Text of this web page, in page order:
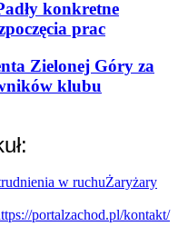
konkretne
prac
Zielonej Góry za
klubu
w ruchuŻaryżary